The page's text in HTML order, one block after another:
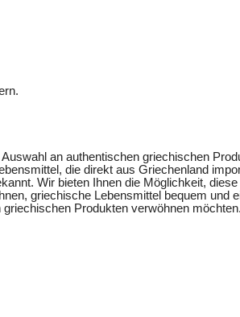
an authentischen griechischen
die direkt aus Griechenland
Wir bieten Ihnen die Möglichkeit,
griechische Lebensmittel bequem und
Produkten verwöhnen möchten.